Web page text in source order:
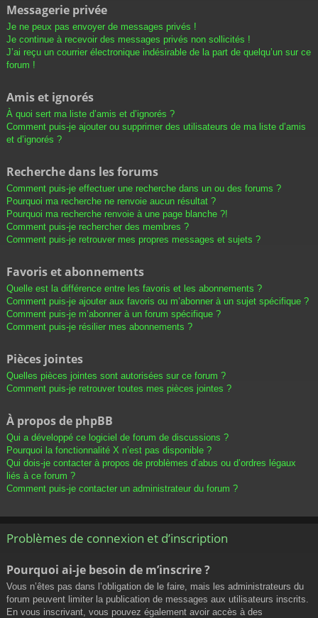
Messagerie privée
Je ne peux pas envoyer de messages privés !
Je continue à recevoir des messages privés non sollicités !
J’ai reçu un courrier électronique indésirable de la part de quelqu’un sur ce
forum !
Amis et ignorés
À quoi sert ma liste d’amis et d’ignorés ?
Comment puis-je ajouter ou supprimer des utilisateurs de ma liste d’amis
et d’ignorés ?
Recherche dans les forums
Comment puis-je effectuer une recherche dans un ou des forums ?
Pourquoi ma recherche ne renvoie aucun résultat ?
Pourquoi ma recherche renvoie à une page blanche ?!
Comment puis-je rechercher des membres ?
Comment puis-je retrouver mes propres messages et sujets ?
Favoris et abonnements
Quelle est la différence entre les favoris et les abonnements ?
Comment puis-je ajouter aux favoris ou m’abonner à un sujet spécifique ?
Comment puis-je m’abonner à un forum spécifique ?
Comment puis-je résilier mes abonnements ?
Pièces jointes
Quelles pièces jointes sont autorisées sur ce forum ?
Comment puis-je retrouver toutes mes pièces jointes ?
À propos de phpBB
Qui a développé ce logiciel de forum de discussions ?
Pourquoi la fonctionnalité X n’est pas disponible ?
Qui dois-je contacter à propos de problèmes d’abus ou d’ordres légaux
liés à ce forum ?
Comment puis-je contacter un administrateur du forum ?
Problèmes de connexion et d’inscription
Pourquoi ai-je besoin de m’inscrire ?
Vous n’êtes pas dans l’obligation de le faire, mais les administrateurs du
forum peuvent limiter la publication de messages aux utilisateurs inscrits.
En vous inscrivant, vous pouvez également avoir accès à des